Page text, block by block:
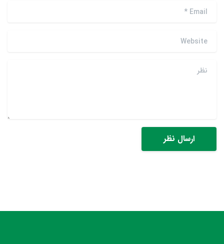
Email
*
Website
نظر